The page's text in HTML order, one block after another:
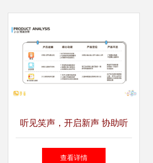
听见笑声，开启新声 协助听
障儿童成长康复的趣味语训化
查看详情